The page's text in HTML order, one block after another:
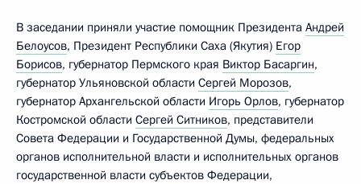
В заседании приняли участие помощник Президента Андрей
Белоусов, Президент Республики Саха (Якутия) Егор
Борисов, губернатор Пермского края Виктор Басаргин,
губернатор Ульяновской области Сергей Морозов,
губернатор Архангельской области Игорь Орлов, губернатор
Костромской области Сергей Ситников, представители
Совета Федерации и Государственной Думы, федеральных
органов исполнительной власти и исполнительных органов
государственной власти субъектов Федерации,